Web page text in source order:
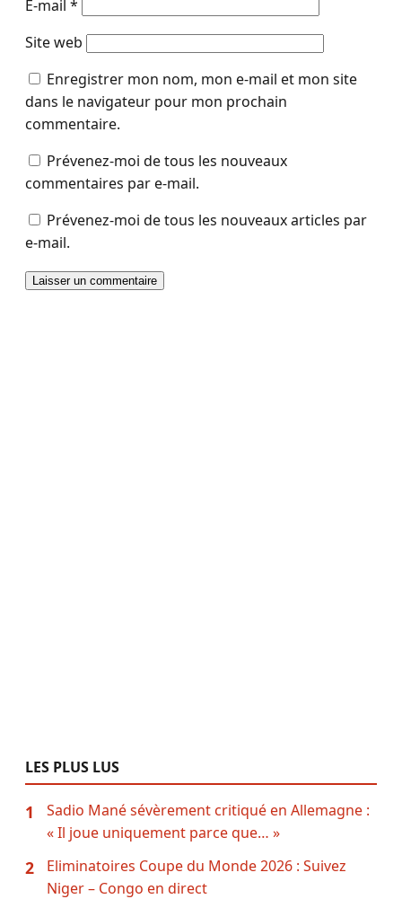
E-mail *
Site web
Enregistrer mon nom, mon e-mail et mon site
dans le navigateur pour mon prochain
commentaire.
Prévenez-moi de tous les nouveaux
commentaires par e-mail.
Prévenez-moi de tous les nouveaux articles par
e-mail.
LES PLUS LUS
1
Sadio Mané sévèrement critiqué en Allemagne :
« Il joue uniquement parce que… »
2
Eliminatoires Coupe du Monde 2026 : Suivez
Niger – Congo en direct